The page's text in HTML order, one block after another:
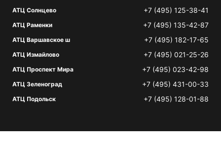
АТЦ Солнцево +7 (495) 125-38-41
АТЦ Раменки +7 (495) 135-42-87
АТЦ Варшавское ш +7 (495) 182-17-65
АТЦ Измайлово +7 (495) 021-25-26
АТЦ Проспект Мира +7 (495) 023-42-98
АТЦ Зеленоград +7 (495) 431-00-33
АТЦ Подольск +7 (495) 128-01-88